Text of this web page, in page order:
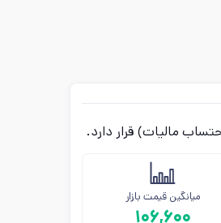
میانگین قیمت بازار
۱۰۶,۶۰۰